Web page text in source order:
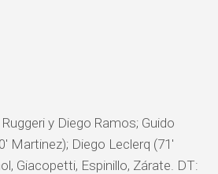
y Diego Ramos; Guido
Martinez); Diego Leclerq (71′
Giacopetti, Espinillo, Zárate. DT: